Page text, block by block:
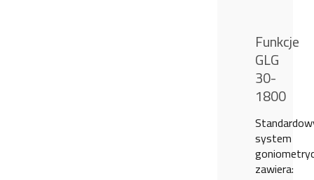
Funkcje
GLG
30-
1800
system
zawiera: